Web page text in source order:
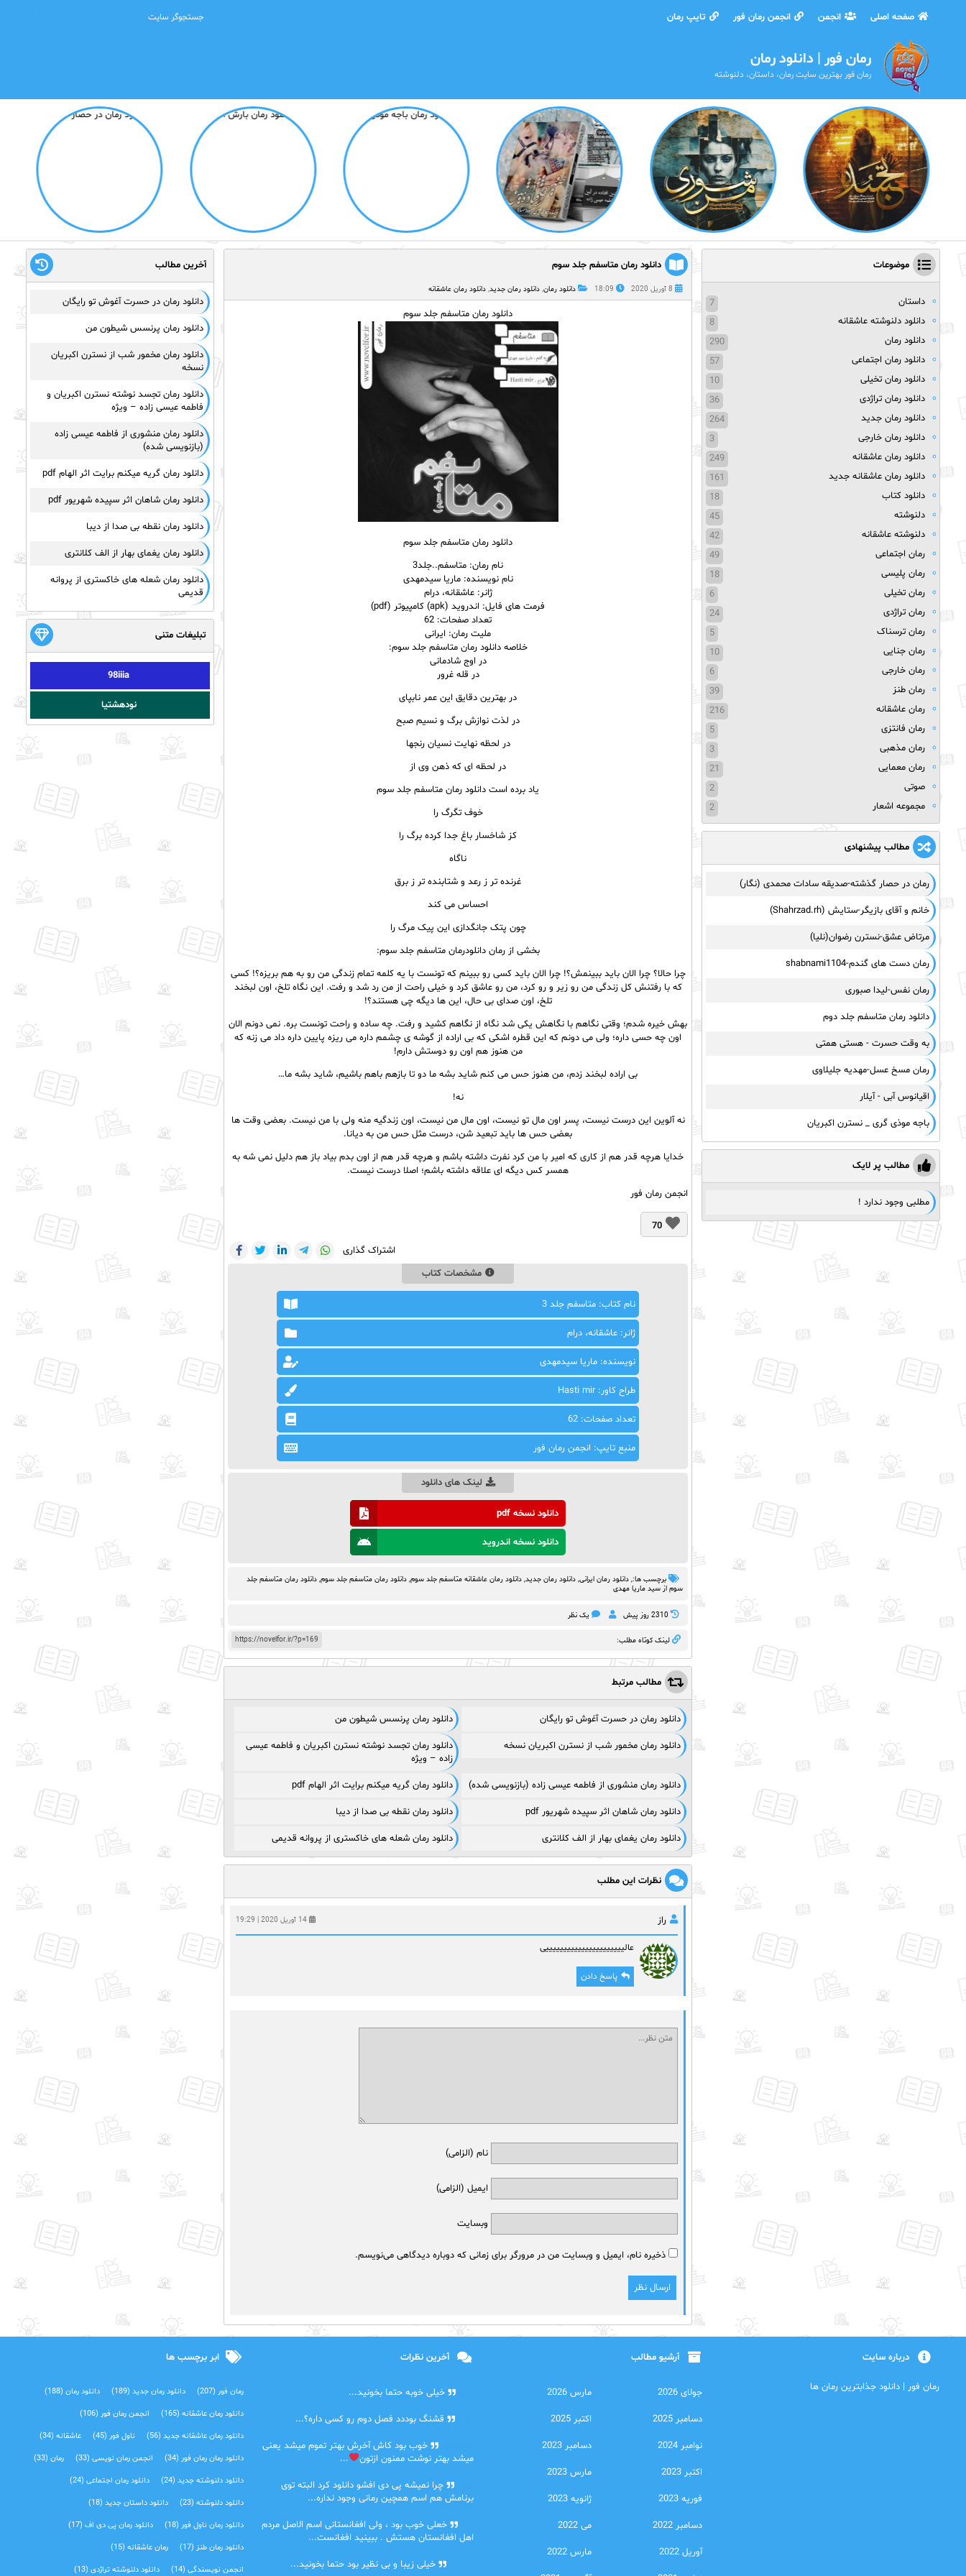
صفحه اصلی انجمن انجمن رمان فور تایپ رمان
رمان فور | دانلود رمان
رمان فور بهترین سایت رمان، داستان، دلنوشته
دانلود رمان متاسفم جلد سوم
8 آوریل 2020 18:09 دانلود رمان, دانلود رمان جدید, دانلود رمان عاشقانه
دانلود رمان متاسفم جلد سوم
دانلود رمان متاسفم جلد سوم
نام رمان: متاسفم..جلد3
نام نویسنده: ماریا سیدمهدی
ژانر: عاشقانه، درام
فرمت های فایل: اندروید (apk) کامپیوتر (pdf)
تعداد صفحات: 62
ملیت رمان: ایرانی
خلاصه دانلود رمان متاسفم جلد سوم:
در اوج شادمانی
در قله غرور
در بهترین دقایق این عمر نابپای
در لذت نوازش برگ و نسیم صبح
در لحظه نهایت نسیان رنجها
در لحظه ای که ذهن وی از
یاد برده است دانلود رمان متاسفم جلد سوم
خوف تگرگ را
کز شاخسار باغ جدا کرده برگ را
ناگاه
غرنده تر ز رعد و شتابنده تر ز برق
احساس می کند
چون پتک جانگدازی این پیک مرگ را
بخشی از رمان دانلودرمان متاسفم جلد سوم:
چرا حالا؟ چرا الان باید ببینمش؟! چرا الان باید کسی رو ببینم که تونست با یه کلمه تمام زندگی من رو به هم بریزه؟! کسی
که با رفتنش کل زندگی من رو زیر و رو کرد، من رو عاشق کرد و خیلی راحت از من رد شد و رفت. این نگاه تلخ، اون لبخند
تلخ، اون صدای بی حال، این ها دیگه چی هستند؟!
بهش خیره شدم؛ وقتی نگاهم با نگاهش یکی شد نگاه از نگاهم کشید و رفت. چه ساده و راحت تونست بره. نمی دونم الان
اون چه حسی داره؛ ولی می دونم که این قطره اشکی که بی اراده از گوشه ی چشمم داره می ریزه پایین داره داد می زنه که
من هنوز هم اون رو دوستش دارم!
بی اراده لبخند زدم، من هنوز حس می کنم شاید بشه ما دو تا بازهم باهم باشیم، شاید بشه ما…
نه!
نه آلوین این درست نیست، پسر اون مال تو نیست، اون مال من نیست، اون زندگیه منه ولی با من نیست. بعضی وقت ها
بعضی حس ها باید تبعید شن، درست مثل حس من به دیانا.
خدایا هرچه قدر هم از کاری که امیر با من کرد نفرت داشته باشم و هرچه قدر هم از اون بدم بیاد باز هم دلیل نمی شه به
همسر کس دیگه ای علاقه داشته باشم؛ اصلا درست نیست.
انجمن رمان فور
70
اشتراک گذاری
مشخصات کتاب
نام کتاب: متاسفم جلد 3
ژانر: عاشقانه، درام
نویسنده: ماریا سیدمهدی
طراح کاور: Hasti mir
تعداد صفحات: 62
منبع تایپ: انجمن رمان فور
لینک های دانلود
دانلود نسخه pdf
دانلود نسخه اندروید
برچسب ها:, دانلود رمان ایرانی, دانلود رمان جدید, دانلود رمان عاشقانه متاسفم جلد سوم, دانلود رمان متاسفم جلد سوم, دانلود رمان متاسفم جلد
سوم از سید ماریا مهدی
2310 روز پيش یک نظر
https://novelfor.ir/?p=169 لینک کوتاه مطلب:
مطالب مرتبط
دانلود رمان در حسرت آغوش تو رایگان دانلود رمان پرنسس شیطون من
دانلود رمان مخمور شب از نسترن اکبریان نسخه
دانلود رمان تجسد نوشته نسترن اکبریان و فاطمه عیسی
زاده – ویژه
دانلود رمان منشوری از فاطمه عیسی زاده (بازنویسی شده) دانلود رمان گریه میکنم برایت اثر الهام pdf
دانلود رمان شاهان اثر سپیده شهریور pdf دانلود رمان نقطه بی صدا از دیبا
دانلود رمان یغمای بهار از الف کلانتری دانلود رمان شعله های خاکستری از پروانه قدیمی
نظرات این مطلب
راز 14 آوریل 2020 | 19:29
عالییییییییییییییییییییییی
پاسخ دادن
نام (الزامی)
ایمیل (الزامی)
وبسایت
ذخیره نام، ایمیل و وبسایت من در مرورگر برای زمانی که دوباره دیدگاهی می‌نویسم.
موضوعات
داستان
7
دانلود دلنوشته عاشقانه
8
دانلود رمان
290
دانلود رمان اجتماعی
57
دانلود رمان تخیلی
10
دانلود رمان تراژدی
36
دانلود رمان جدید
264
دانلود رمان خارجی
3
دانلود رمان عاشقانه
249
دانلود رمان عاشقانه جدید
161
دانلود کتاب
18
دلنوشته
45
دلنوشته عاشقانه
42
رمان اجتماعی
49
رمان پلیسی
18
رمان تخیلی
6
رمان تراژدی
24
رمان ترسناک
5
رمان جنایی
10
رمان خارجی
6
رمان طنز
39
رمان عاشقانه
216
رمان فانتزی
5
رمان مذهبی
3
رمان معمایی
21
صوتی
2
مجموعه اشعار
2
مطالب پیشنهادی
رمان در حصار گذشته-صدیقه سادات محمدی (نگار)
خانم و آقای بازیگر-ستایش (Shahrzad.rh)
مرتاض عشق-نسترن رضوان(نلیا)
رمان دست های گندم-shabnami1104
رمان نفس-لیدا صبوری
دانلود رمان متاسفم جلد دوم
به وقت حسرت - هستی همتی
رمان مسخ عسل-مهدیه جلیلاوی
اقیانوس آبی - آیلار
باجه موذی گری _ نسترن اکبریان
مطالب پر لایک
مطلبی وجود ندارد !
آخرین مطالب
دانلود رمان در حسرت آغوش تو رایگان
دانلود رمان پرنسس شیطون من
دانلود رمان مخمور شب از نسترن اکبریان
نسخه
دانلود رمان تجسد نوشته نسترن اکبریان و
فاطمه عیسی زاده – ویژه
دانلود رمان منشوری از فاطمه عیسی زاده
(بازنویسی شده)
دانلود رمان گریه میکنم برایت اثر الهام pdf
دانلود رمان شاهان اثر سپیده شهریور pdf
دانلود رمان نقطه بی صدا از دیبا
دانلود رمان یغمای بهار از الف کلانتری
دانلود رمان شعله های خاکستری از پروانه
قدیمی
تبلیغات متنی
98iiia
نودهشتیا
درباره سایت
رمان فور | دانلود جذابترین رمان ها
آرشیو مطالب
جولای 2026 مارس 2026
دسامبر 2025 اکتبر 2025
نوامبر 2024 دسامبر 2023
اکتبر 2023 مارس 2023
فوریه 2023 ژانویه 2023
دسامبر 2022 می 2022
آوریل 2022 مارس 2022
آخرین نظرات
خیلی خوبه حتما بخونید...
قشنگ بوددد فصل دوم رو کسی داره؟...
خوب بود کاش آخرش بهتر تموم میشد یعنی
میشد بهتر نوشت ممنون ازتون
...
چرا نمیشه پی دی افشو دانلود کرد البته توی
برنامش هم اسم همچین رمانی وجود نداره...
خعلی خوب بود ، ولی افغانستانی اسم الاصل مردم
اهل افغانستان هستش . ببینید افغانست...
خیلی زیبا و بی نظیر بود حتما بخونید...
ابر برچسب ها
رمان فور (207) دانلود رمان جدید (189) دانلود رمان (188)
دانلود رمان عاشقانه (165) انجمن رمان فور (106)
دانلود رمان عاشقانه جدید (56) ناول فور (45) عاشقانه (34)
دانلود رمان رمان فور (34) انجمن رمان نویسی (33) رمان (33)
دانلود دلنوشته جدید (24) دانلود رمان اجتماعی‌ (24)
دانلود دلنوشته (23) دانلود داستان جدید (18)
دانلود رمان ناول فور (18) دانلود رمان پی دی اف (17)
دانلود رمان طنز (17) رمان عاشقانه (15)
انجمن نویسندگی (14) دانلود دلنوشته تراژدی‌ (13)